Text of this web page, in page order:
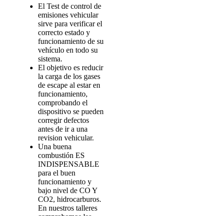
El Test de control de
emisiones vehicular
sirve para verificar el
correcto estado y
funcionamiento de su
vehículo en todo su
sistema.
El objetivo es reducir
la carga de los gases
de escape al estar en
funcionamiento,
comprobando el
dispositivo se pueden
corregir defectos
antes de ir a una
revision vehicular.
Una buena
combustión ES
INDISPENSABLE
para el buen
funcionamiento y
bajo nivel de CO Y
CO2, hidrocarburos.
En nuestros talleres